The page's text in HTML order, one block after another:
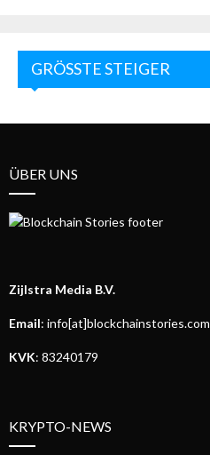
GRÖSSTE STEIGER
ÜBER UNS
Zijlstra Media B.V.
Email: info[at]blockchainstories.com
KVK: 83240179
KRYPTO-NEWS